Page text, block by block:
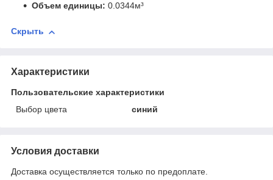
Объем единицы: 0.0344м³
Скрыть
Характеристики
Пользовательские характеристики
Выбор цвета
синий
Условия доставки
Доставка осуществляется только по предоплате.